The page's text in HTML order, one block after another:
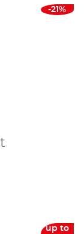
-21%
up to